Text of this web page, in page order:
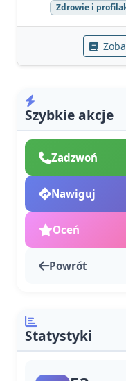
Zdrowie i
Szybkie akcje
Zadzwoń
Nawiguj
Oceń
Powrót
Statystyki